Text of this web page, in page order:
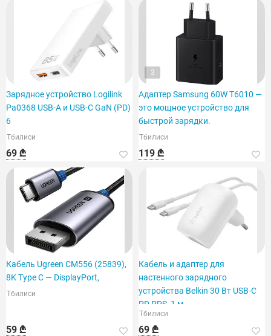
Зарядное устройство Logilink
Pa0368 USB-A и USB-C GaN (PD)
6
Тбилиси
69 ₾
3
Адаптер Samsung 60W T6010 —
это мощное устройство для
быстрой зарядки.
Тбилиси
119 ₾
Кабель Ugreen CM556 (25839),
8K Type C — DisplayPort,
Тбилиси
59 ₾
Кабель и адаптер для
настенного зарядного
устройства Belkin 30 Вт USB-C
PD PPS, 1 м
Тбилиси
69 ₾